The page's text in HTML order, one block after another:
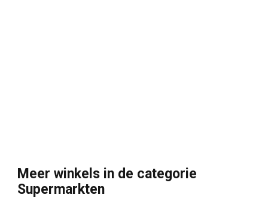
Meer winkels in de categorie
Supermarkten